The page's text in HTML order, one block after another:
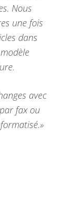
Nous
une fois
dans
avec
fax ou